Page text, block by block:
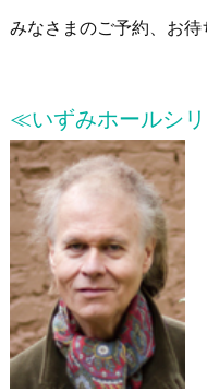
みなさまのご予約、お待
≪いずみホールシ